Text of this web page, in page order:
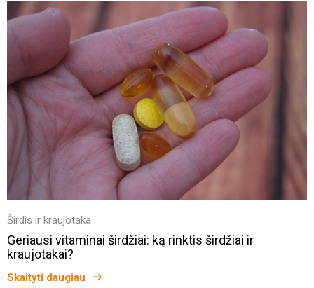
Širdis ir kraujotaka
Geriausi vitaminai širdžiai: ką rinktis širdžiai ir
kraujotakai?
Skaityti daugiau